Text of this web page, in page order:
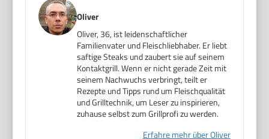
Oliver
Oliver, 36, ist leidenschaftlicher
Familienvater und Fleischliebhaber. Er liebt
saftige Steaks und zaubert sie auf seinem
Kontaktgrill. Wenn er nicht gerade Zeit mit
seinem Nachwuchs verbringt, teilt er
Rezepte und Tipps rund um Fleischqualität
und Grilltechnik, um Leser zu inspirieren,
zuhause selbst zum Grillprofi zu werden.
Erfahre mehr über Oliver